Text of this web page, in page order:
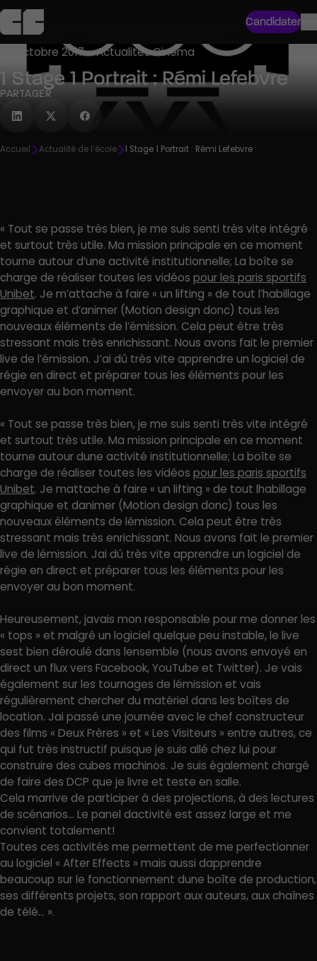
Candidater
30 octobre 2017 ● Actualités Cinéma
1 Stage 1 Portrait : Rémi Lefebvre
PARTAGER
Accueil Actualité de l’école 1 Stage 1 Portrait : Rémi Lefebvre
« Tout se passe très bien, je me suis senti très vite intégré
et surtout très utile. Ma mission principale en ce moment
tourne autour d’une activité institutionnelle; La boîte se
charge de réaliser toutes les vidéos pour les paris sportifs
Unibet. Je m’attache à faire « un lifting » de tout l’habillage
graphique et d’animer (Motion design donc) tous les
nouveaux éléments de l’émission. Cela peut être très
stressant mais très enrichissant. Nous avons fait le premier
live de l’émission. J’ai dû très vite apprendre un logiciel de
régie en direct et préparer tous les éléments pour les
envoyer au bon moment.
« Tout se passe très bien, je me suis senti très vite intégré
et surtout très utile. Ma mission principale en ce moment
tourne autour dune activité institutionnelle; La boîte se
charge de réaliser toutes les vidéos pour les paris sportifs
Unibet. Je mattache à faire « un lifting » de tout lhabillage
graphique et danimer (Motion design donc) tous les
nouveaux éléments de lémission. Cela peut être très
stressant mais très enrichissant. Nous avons fait le premier
live de lémission. Jai dû très vite apprendre un logiciel de
régie en direct et préparer tous les éléments pour les
envoyer au bon moment.
Heureusement, javais mon responsable pour me donner les
« tops » et malgré un logiciel quelque peu instable, le live
sest bien déroulé dans lensemble (nous avons envoyé en
direct un flux vers Facebook, YouTube et Twitter). Je vais
également sur les tournages de lémission et vais
régulièrement chercher du matériel dans les boîtes de
location. Jai passé une journée avec le chef constructeur
des films « Deux Frères » et « Les Visiteurs » entre autres, ce
qui fut très instructif puisque je suis allé chez lui pour
construire des cubes machinos. Je suis également chargé
de faire des DCP que je livre et teste en salle.
Cela marrive de participer à des projections, à des lectures
de scénarios… Le panel dactivité est assez large et me
convient totalement!
Toutes ces activités me permettent de me perfectionner
au logiciel « After Effects » mais aussi dapprendre
beaucoup sur le fonctionnement dune boîte de production,
ses différents projets, son rapport aux auteurs, aux chaînes
de télé… ».